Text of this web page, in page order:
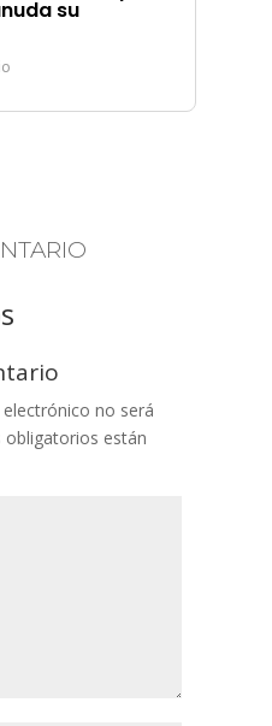
su
no será
obligatorios están